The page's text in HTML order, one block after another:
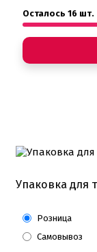
Осталось 16 шт.
Упаковка для
Розница
Самовывоз